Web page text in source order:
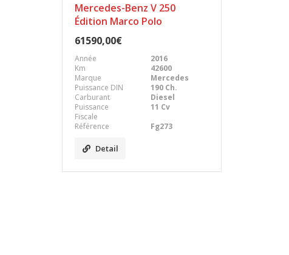
Mercedes-Benz V 250
Édition Marco Polo
61590,00€
Année
2016
Km
42600
Marque
Mercedes
Puissance DIN
190 Ch.
Carburant
Diesel
Puissance
Fiscale
11 Cv
Référence
Fg273
Detail